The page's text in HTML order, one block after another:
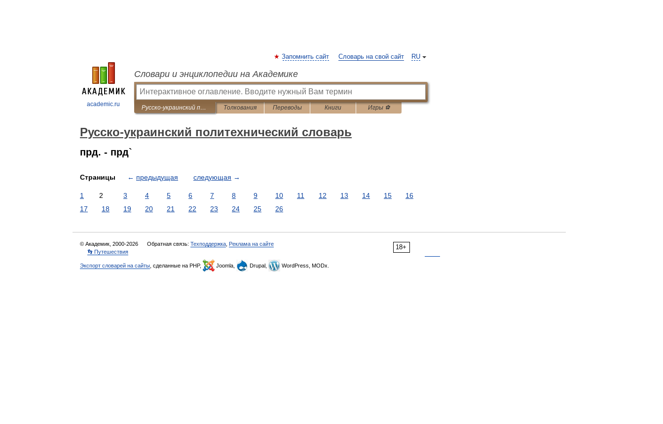
academic.ru
RU
Запомнить сайт Словарь на свой сайт
Словари и энциклопедии на Академике
Русско-украинский политехнический словарь Толкования Переводы Книги Игры ⚽
Русско-украинский политехнический словарь
прд. - прд`
Страницы ← предыдущая следующая →
1 2 3 4 5 6 7 8 9 10 11 12 13 14 15
16
17
18 19 20 21 22 23 24 25 26
18+
© Академик, 2000-2026 Обратная связь: Техподдержка Реклама на сайте
👣 Путешествия
Экспорт словарей на сайты , сделанные на PHP, Joomla, Drupal, WordPress, MODx.